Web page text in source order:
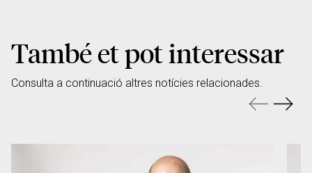
També et pot interessar
Consulta a continuació altres notícies relacionades.